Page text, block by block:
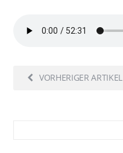
VORHERIGER ARTIKEL